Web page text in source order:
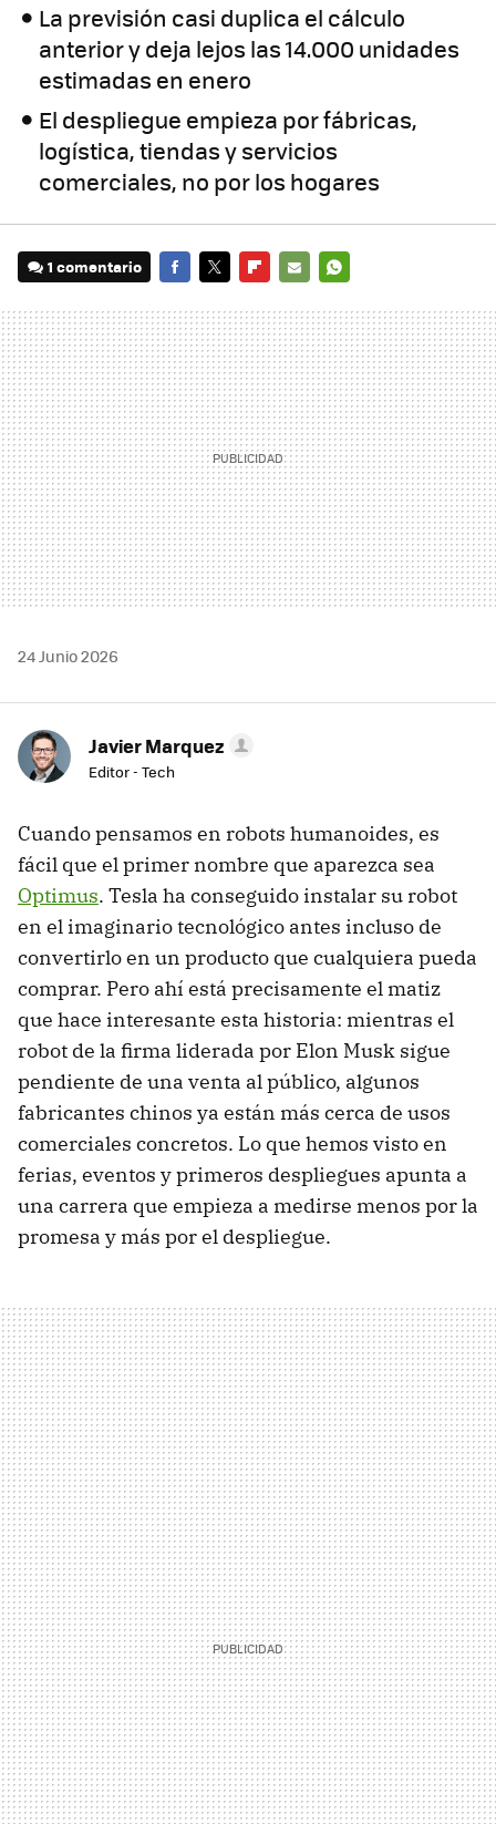
La previsión casi duplica el cálculo
anterior y deja lejos las 14.000 unidades
estimadas en enero
El despliegue empieza por fábricas,
logística, tiendas y servicios
comerciales, no por los hogares
1 comentario
MAIL
24 Junio 2026
Javier Marquez
Editor - Tech
Cuando pensamos en robots humanoides, es
fácil que el primer nombre que aparezca sea
Optimus. Tesla ha conseguido instalar su robot
en el imaginario tecnológico antes incluso de
convertirlo en un producto que cualquiera pueda
comprar. Pero ahí está precisamente el matiz
que hace interesante esta historia: mientras el
robot de la firma liderada por Elon Musk sigue
pendiente de una venta al público, algunos
fabricantes chinos ya están más cerca de usos
comerciales concretos. Lo que hemos visto en
ferias, eventos y primeros despliegues apunta a
una carrera que empieza a medirse menos por la
promesa y más por el despliegue.